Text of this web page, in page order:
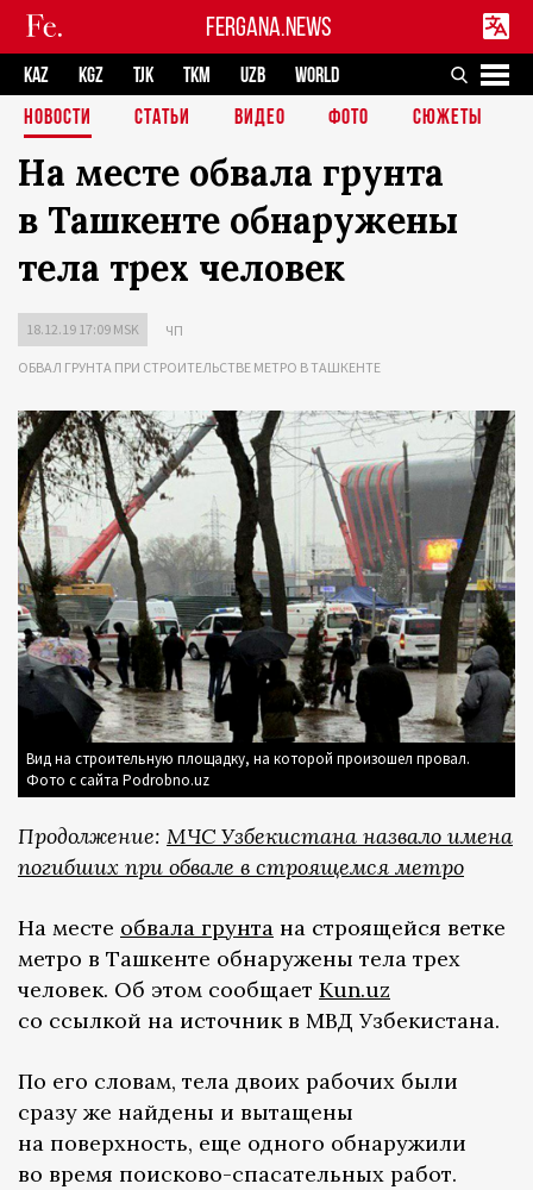
FERGANA.NEWS
KAZ KGZ TJK TKM UZB
WORLD
НОВОСТИ
СТАТЬИ ВИДЕО ФОТО СЮЖЕТЫ
На месте обвала грунта
в Ташкенте обнаружены
тела трех человек
18.12.19 17:09 MSK ЧП
ОБВАЛ ГРУНТА ПРИ СТРОИТЕЛЬСТВЕ МЕТРО В ТАШКЕНТЕ
Вид на строительную площадку, на которой произошел провал.
Фото с сайта Podrobno.uz
Продолжение: МЧС Узбекистана назвало имена
погибших при обвале в строящемся метро
На месте обвала грунта на строящейся ветке
метро в Ташкенте обнаружены тела трех
человек. Об этом сообщает Kun.uz
со ссылкой на источник в МВД Узбекистана.
По его словам, тела двоих рабочих были
сразу же найдены и вытащены
на поверхность, еще одного обнаружили
во время поисково-спасательных работ.